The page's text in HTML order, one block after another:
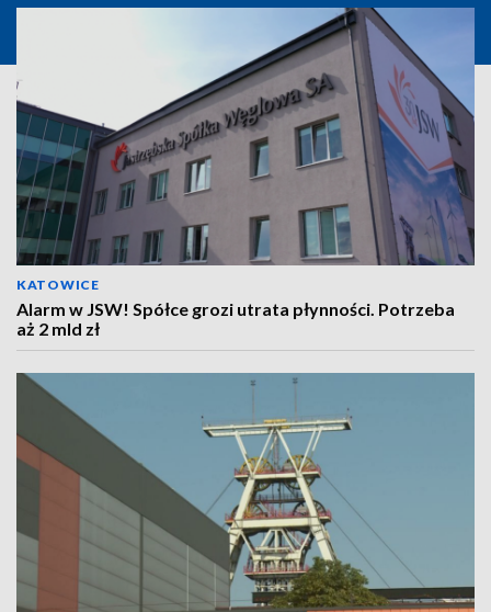
KATOWICE
Alarm w JSW! Spółce grozi utrata płynności. Potrzeba
aż 2 mld zł